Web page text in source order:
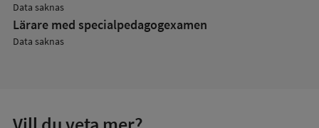
Data saknas
Lärare med specialpedagog­examen
Data saknas